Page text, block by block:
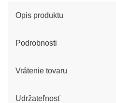
Opis produktu
Podrobnosti
Vrátenie tovaru
Udržateľnosť